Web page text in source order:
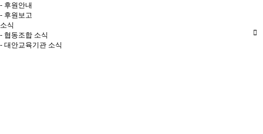
- 후원안내
- 후원보고
소식
- 협동조합 소식
- 대안교육기관 소식